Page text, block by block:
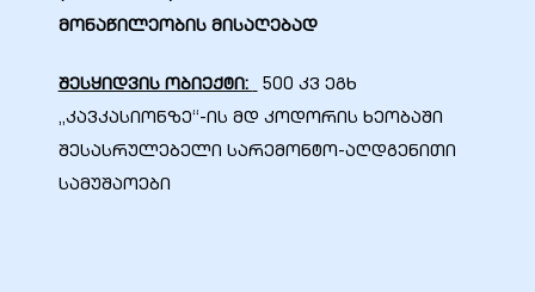
მონაწილეობისმისაღებად
შესყიდვის ობიექტი:
500 კვ ეგხ
„კავკასიონზე“-ის მდ კოდორის ხეობაში
შესასრულებელი სარემონტო-აღდგენითი
სამუშაოები